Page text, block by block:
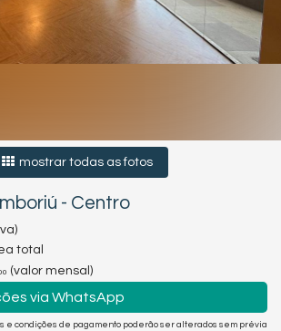
mostrar todas as fotos
- Centro
total
(valor mensal)
via WhatsApp
e condições de pagamento poderão ser alterados sem prévia